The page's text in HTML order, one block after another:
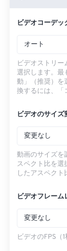
ビデオコーデッ
オート
ビデオストリ
選択します。最
動」（推奨）を
換するには、「
ビデオのサイズ
変更なし
動画のサイズを
スペクト比を選
したアスペクト
ビデオフレーム
変更なし
ビデオのFPS（